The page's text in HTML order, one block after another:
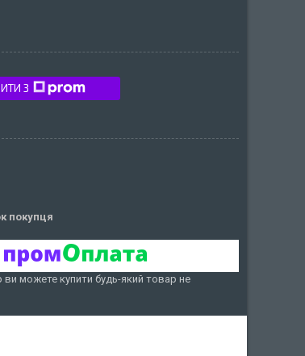
З
покупця
ви можете купити будь-який товар не